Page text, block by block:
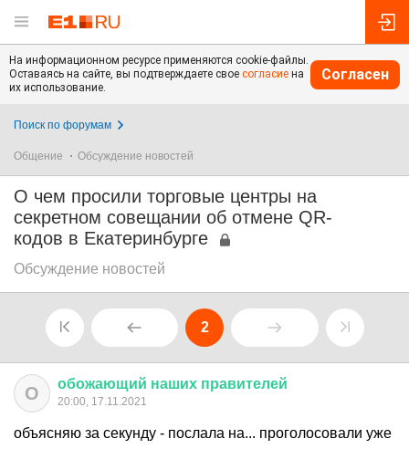
На информационном ресурсе применяются cookie-файлы.
Оставаясь на сайте, вы подтверждаете свое согласие на
их использование.
Согласен
Поиск по форумам
Общение Обсуждение новостей
О чем просили торговые центры на
секретном совещании об отмене QR-
кодов в Екатеринбурге
Обсуждение новостей
2
О обожающий наших правителей
20:00, 17.11.2021
объясняю за секунду - послала на... проголосовали уже